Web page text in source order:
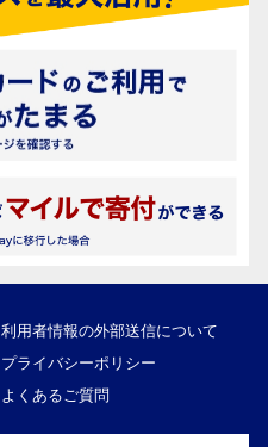
利用者情報の外部送信について
プライバシーポリシー
よくあるご質問